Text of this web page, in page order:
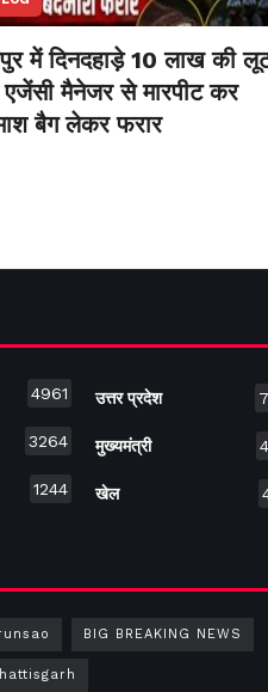
में दिनदहाड़े 10 लाख की
मैनेजर से मारपीट कर
बैग लेकर फरार
4961
3264
1244
उत्तर प्रदेश
मुख्यमंत्री
खेल
BIG BREAKING NEWS